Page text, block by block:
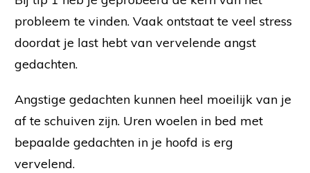
probleem te vinden. Vaak ontstaat te veel stress
doordat je last hebt van vervelende angst
gedachten.
Angstige gedachten kunnen heel moeilijk van je
af te schuiven zijn. Uren woelen in bed met
bepaalde gedachten in je hoofd is erg
vervelend.